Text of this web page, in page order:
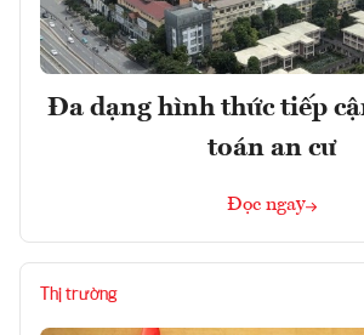
Đa dạng hình thức tiếp
toán an cư
Đọc ngay
Thị trường